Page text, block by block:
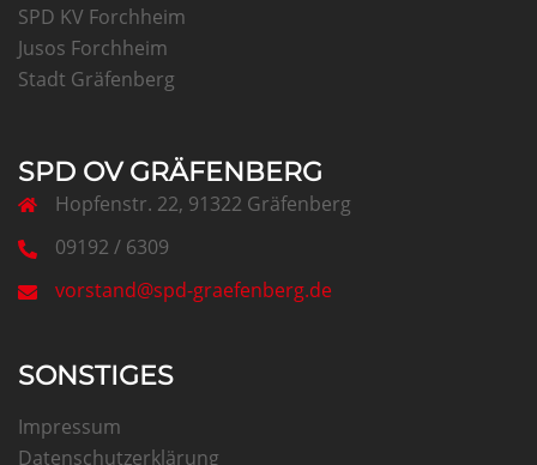
SPD KV Forchheim
Jusos Forchheim
Stadt Gräfenberg
SPD OV GRÄFENBERG
Hopfenstr. 22, 91322 Gräfenberg
09192 / 6309
vorstand@spd-graefenberg.de
SONSTIGES
Impressum
Datenschutzerklärung